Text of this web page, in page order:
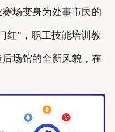
场变身为处事市民的
红”，职工技能培训教
场馆的全新风貌，在